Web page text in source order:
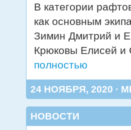
В категории
как основным
Зимин Дмитрий и
Крюковы Елисей и
полностью
24 НОЯБРЯ, 2020 ·
НОВОСТИ